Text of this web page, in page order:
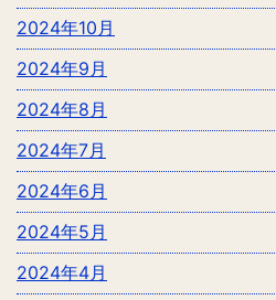
2024年10月
2024年9月
2024年8月
2024年7月
2024年6月
2024年5月
2024年4月